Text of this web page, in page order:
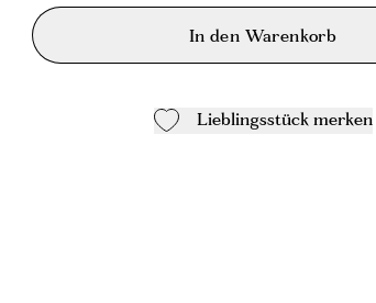
In den Warenkorb
Lieblingsstück merken